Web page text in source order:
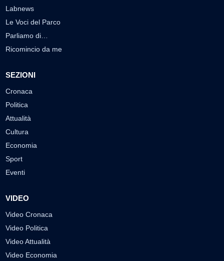
Labnews
Le Voci del Parco
Parliamo di…
Ricomincio da me
SEZIONI
Cronaca
Politica
Attualità
Cultura
Economia
Sport
Eventi
VIDEO
Video Cronaca
Video Politica
Video Attualità
Video Economia